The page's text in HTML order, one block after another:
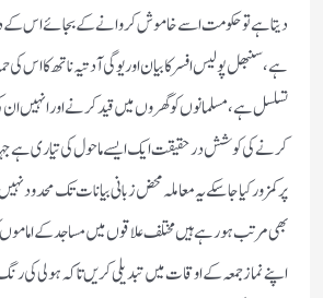
دیتا ہے تو حکومت اسے خاموش کروانے کے بجائے اس کے
ہے،سنبھل پولیس افسر کا بیان اور یوگی آدتیہ ناتھ کا اس کی
تسلسل ہے،مسلمانوں کو گھروں میں قید کرنے اور انہیں
کرنے کی کوشش درحقیقت ایک ایسے ماحول کی تیاری ہے
پر کمزور کیا جا سکے یہ معاملہ محض زبانی بیانات تک محدود
بھی مرتب ہورہے ہیں مختلف علاقوں میں مساجد کے اماموں کو
اپنے نماز جمعہ کے اوقات میں تبدیلی کریں تاکہ ہولی